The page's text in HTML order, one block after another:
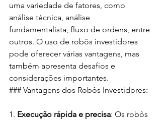
uma variedade de fatores, como
análise técnica, análise
fundamentalista, fluxo de ordens, entre
outros. O uso de robôs investidores
pode oferecer várias vantagens, mas
também apresenta desafios e
considerações importantes.
### Vantagens dos Robôs Investidores:
1. Execução rápida e precisa: Os robôs